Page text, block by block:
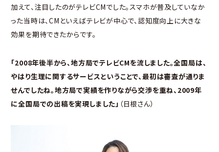
加えて、注目したのがテレビCMでした。スマホが普及していなか
った当時は、CMといえばテレビが中心で、認知度向上に大きな
効果を期待できたからです。
「2008年後半から、地方局でテレビCMを流しました。全国局は、
やはり生理に関するサービスということで、最初は審査が通りま
せんでしたね。地方局で実績を作りながら交渉を重ね、2009年
に全国局での出稿を実現しました」 （日根さん）